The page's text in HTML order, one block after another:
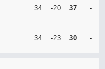
34 -20 37 -
34 -23 30 -